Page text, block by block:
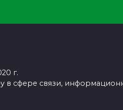
г.
сфере связи,